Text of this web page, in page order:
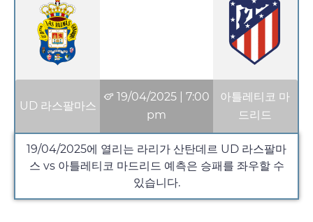
UD 라스팔마스
19/04/2025| 7:00
pm
아틀레티코 마
드리드
19/04/2025에 열리는 라리가 산탄데르 UD 라스팔마
스 vs 아틀레티코 마드리드 예측은 승패를 좌우할 수
있습니다.